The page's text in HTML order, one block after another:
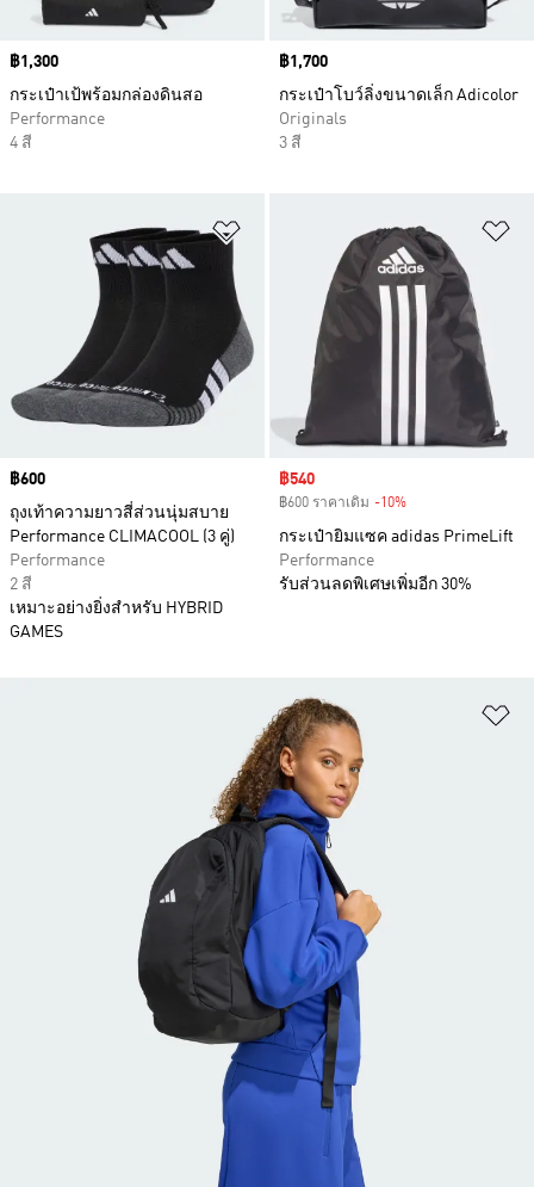
Price
฿1,300
กระเป๋าเป้พร้อมกล่องดินสอ
Performance
4 สี
Price
฿1,700
กระเป๋าโบว์ลิ่งขนาดเล็ก Adicolor
Originals
3 สี
เพิ่มไปยังรายการสินค้าโปรด
Price
฿600
ถุงเท้าความยาวสี่ส่วนนุ่มสบาย
Performance CLIMACOOL (3 คู่)
Performance
2 สี
เหมาะอย่างยิ่งสำหรับ HYBRID
GAMES
Sale price
฿540
฿600 ราคาเดิม -10%
กระเป๋ายิมแซค adidas PrimeLift
Performance
รับส่วนลดพิเศษเพิ่มอีก 30%